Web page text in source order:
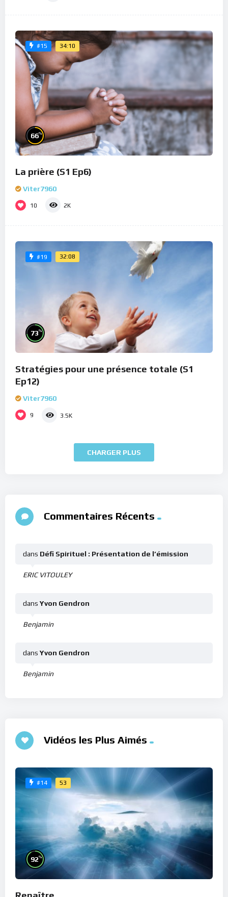
#15 34:10
66%
La prière (S1 Ep6)
Viter7960
10 2K
#19 32:08
73%
Stratégies pour une présence totale (S1
Ep12)
Viter7960
9 3.5K
CHARGER PLUS
Commentaires Récents
ERIC VITOULEY
dans Défi Spirituel : Présentation de l’émission
Benjamin
dans Yvon Gendron
Benjamin
dans Yvon Gendron
Vidéos les Plus Aimés
#14 53
92%